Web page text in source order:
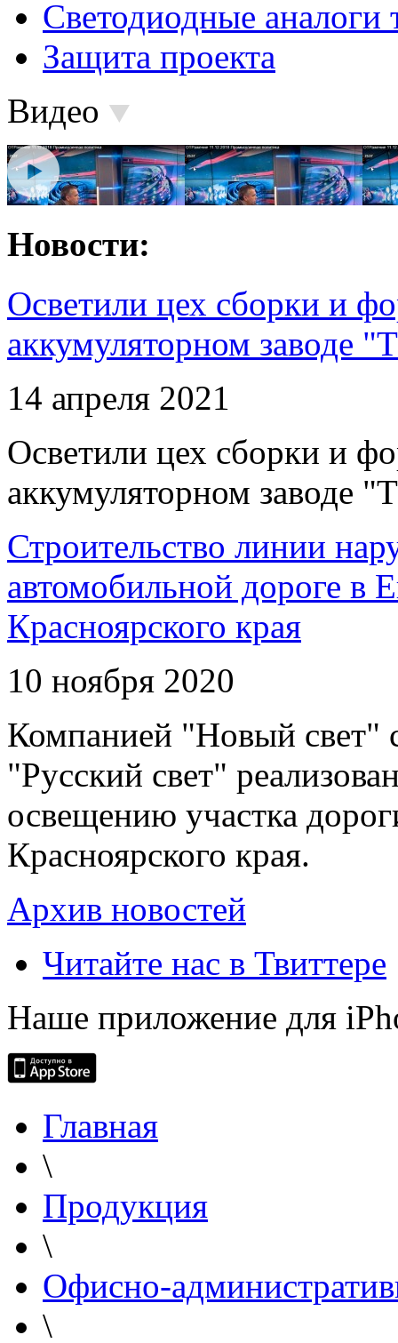
Светодиодные аналоги
Защита проекта
Видео
Новости:
Осветили цех сборки и
аккумуляторном заводе
14 апреля 2021
Осветили цех сборки и
аккумуляторном заводе
Строительство линии
автомобильной дороге в
Красноярского края
10 ноября 2020
Компанией "Новый свет"
"Русский свет"
освещению участка
Красноярского края.
Архив новостей
Читайте нас в Твиттере
Наше приложение для
Главная
\
Продукция
\
Офисно-
\